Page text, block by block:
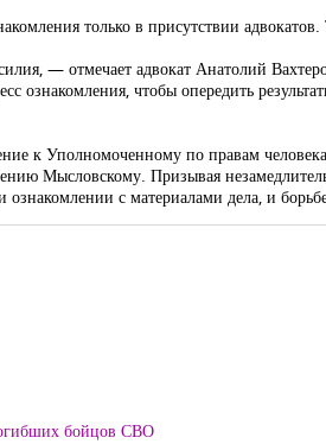
только в присутствии
— отмечает адвокат Анатолий
ознакомления, чтобы опередить
к Уполномоченному по правам
Мысловскому. Призывая
с материалами дела, и
бойцов СВО